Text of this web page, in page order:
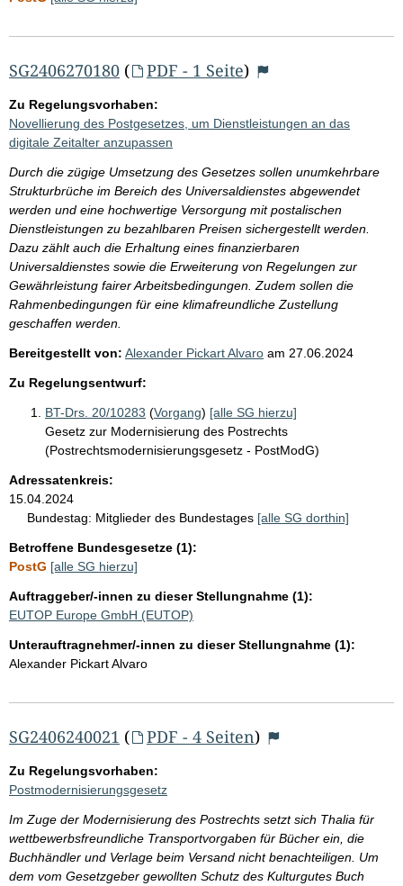
SG2406270180 ( PDF - 1 Seite)
Zu Regelungsvorhaben:
Novellierung des Postgesetzes, um Dienstleistungen an das
digitale Zeitalter anzupassen
Durch die zügige Umsetzung des Gesetzes sollen unumkehrbare
Strukturbrüche im Bereich des Universaldienstes abgewendet
werden und eine hochwertige Versorgung mit postalischen
Dienstleistungen zu bezahlbaren Preisen sichergestellt werden.
Dazu zählt auch die Erhaltung eines finanzierbaren
Universaldienstes sowie die Erweiterung von Regelungen zur
Gewährleistung fairer Arbeitsbedingungen. Zudem sollen die
Rahmenbedingungen für eine klimafreundliche Zustellung
geschaffen werden.
Bereitgestellt von: Alexander Pickart Alvaro am 27.06.2024
Zu Regelungsentwurf:
BT-Drs. 20/10283 (Vorgang) [alle SG hierzu]
Gesetz zur Modernisierung des Postrechts
(Postrechtsmodernisierungsgesetz - PostModG)
Adressatenkreis:
15.04.2024
Bundestag: Mitglieder des Bundestages [alle SG dorthin]
Betroffene Bundesgesetze (1):
PostG [alle SG hierzu]
Auftraggeber/-innen zu dieser Stellungnahme (1):
EUTOP Europe GmbH (EUTOP)
Unterauftragnehmer/-innen zu dieser Stellungnahme (1):
Alexander Pickart Alvaro
SG2406240021 ( PDF - 4 Seiten)
Zu Regelungsvorhaben:
Postmodernisierungsgesetz
Im Zuge der Modernisierung des Postrechts setzt sich Thalia für
wettbewerbsfreundliche Transportvorgaben für Bücher ein, die
Buchhändler und Verlage beim Versand nicht benachteiligen. Um
dem vom Gesetzgeber gewollten Schutz des Kulturgutes Buch